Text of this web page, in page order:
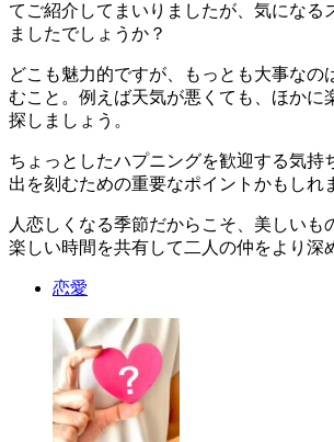
てご紹介してまいりましたが、気になる
ましたでしょうか？
どこも魅力的ですが、もっとも大事なの
むこと。例えば天気が悪くても、ほかに
探しましょう。
ちょっとしたハプニングを歓迎する気持
出を刻むための重要なポイントかもしれ
人恋しくなる季節だからこそ、美しいも
楽しい時間を共有して二人の仲をより深
恋愛